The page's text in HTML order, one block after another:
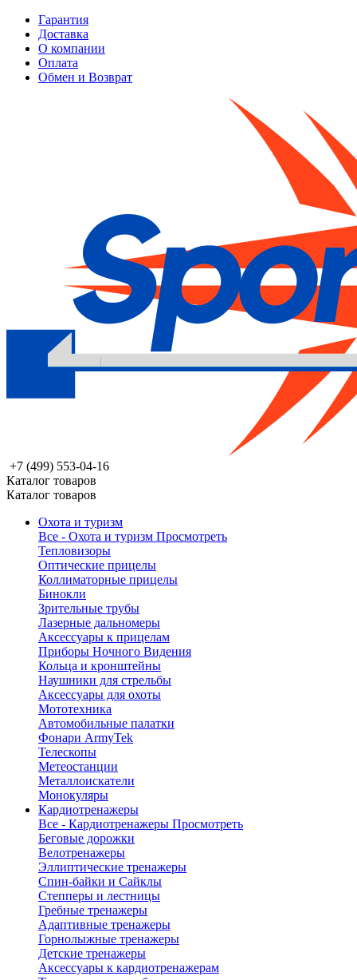
Гарантия
Доставка
О компании
Оплата
Обмен и Возврат
+7 (499) 553-04-16
Каталог товаров
Каталог товаров
Охота и туризм
Все - Охота и туризм Просмотреть
Тепловизоры
Оптические прицелы
Коллиматорные прицелы
Бинокли
Зрительные трубы
Лазерные дальномеры
Аксессуары к прицелам
Приборы Ночного Видения
Кольца и кронштейны
Наушники для стрельбы
Аксессуары для охоты
Мототехника
Автомобильные палатки
Фонари ArmyTek
Телескопы
Метеостанции
Металлоискатели
Монокуляры
Кардиотренажеры
Все - Кардиотренажеры Просмотреть
Беговые дорожки
Велотренажеры
Эллиптические тренажеры
Спин-байки и Сайклы
Степперы и лестницы
Гребные тренажеры
Адаптивные тренажеры
Горнолыжные тренажеры
Детские тренажеры
Аксессуары к кардиотренажерам